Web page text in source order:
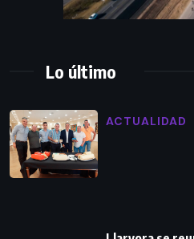
Lo último
ACTUALIDAD